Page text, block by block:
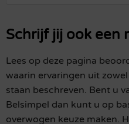
Schrijf jij ook een
Lees op deze pagina
waarin ervaringen uit
staan beschreven. Bent u
Belsimpel dan kunt u op
overwogen keuze maken.